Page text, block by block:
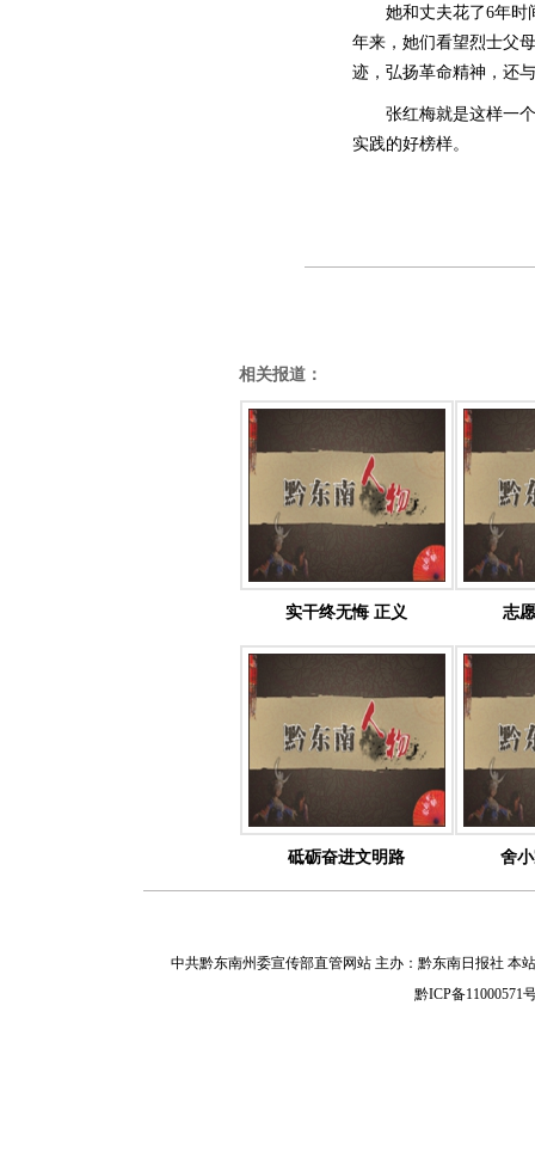
她和丈夫花了6年时间
年来，她们看望烈士父
迹，弘扬革命精神，还
张红梅就是这样一个
实践的好榜样。
相关报道：
实干终无悔 正义 志
砥砺奋进文明路 舍
中共黔东南州委宣传部直管网站 主办：黔东南日报社 本
黔ICP备11000571